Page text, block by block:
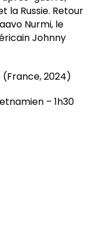
la Russie. Retour
Nurmi, le
Johnny
(France, 2024)
– 1h30